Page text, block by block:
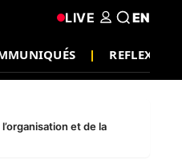
REFLEXION
LIVE EN
et de la